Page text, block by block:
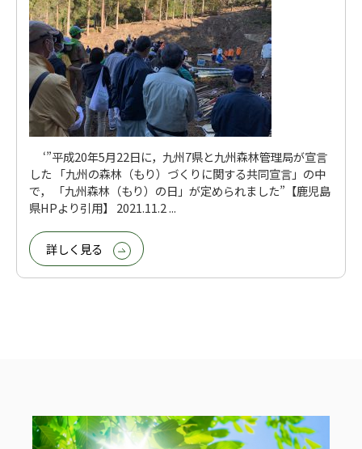
‘”平成20年5月22日に，九州7県と九州森林管理局が宣言
した 「九州の森林（もり）づくりに関する共同宣言」の中
で， 「九州森林（もり）の日」が定められました”【鹿児島
県HPより引用】 2021.11.2 ...
詳しく見る